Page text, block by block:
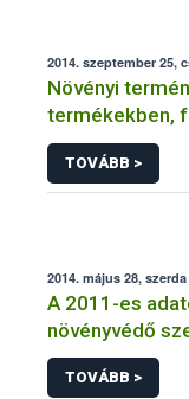
2014. szeptember 25,
Növényi
termékekben,
TOVÁBB >
2014. május 28, szerda
A 2011-es
növényvédő
TOVÁBB >